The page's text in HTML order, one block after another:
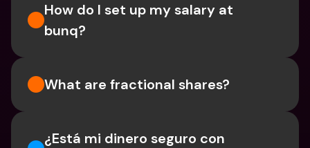
How do I set up my salary at
bunq?
What are fractional shares?
¿Está mi dinero seguro con